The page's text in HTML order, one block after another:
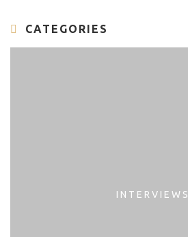
CATEGORIES
INTERVIEWS